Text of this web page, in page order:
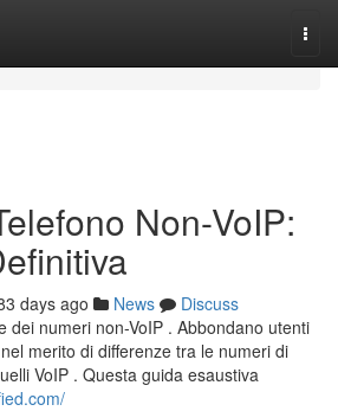
Non-VoIP:
days ago News
Discuss
dei numeri non-VoIP . Abbondano utenti
merito di differenze tra le numeri di
VoIP . Questa guida esaustiva